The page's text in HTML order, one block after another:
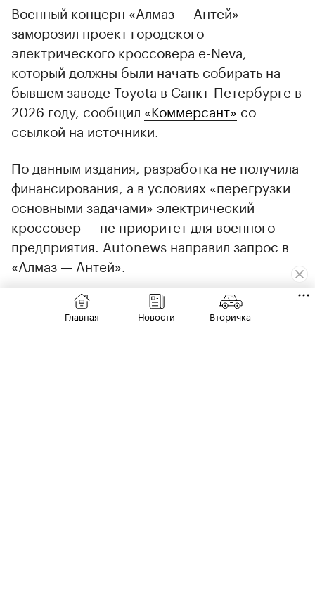
Военный концерн «Алмаз — Антей»
заморозил проект городского
электрического кроссовера e-Neva,
который должны были начать собирать на
бывшем заводе Toyota в Санкт-Петербурге в
2026 году, сообщил «Коммерсант» со
ссылкой на источники.
По данным издания, разработка не получила
финансирования, а в условиях «перегрузки
основными задачами» электрический
кроссовер — не приоритет для военного
предприятия. Autonews направил запрос в
«Алмаз — Антей».
Изначально концерн взялся за разработку
электромобиля для того, чтобы нарастить
Главная Новости Вторичка